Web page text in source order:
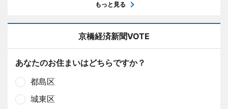
もっと見る
京橋経済新聞VOTE
あなたのお住まいはどちらですか？
都島区
城東区